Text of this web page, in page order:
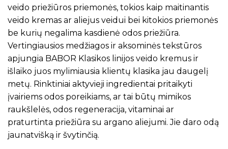
veido priežiūros priemonės, tokios kaip maitinantis
veido kremas ar aliejus veidui bei kitokios priemonės
be kurių negalima kasdienė odos priežiūra.
Vertingiausios medžiagos ir aksominės tekstūros
apjungia BABOR Klasikos linijos veido kremus ir
išlaiko juos mylimiausia klientų klasika jau daugelį
metų. Rinktiniai aktyvieji ingredientai pritaikyti
įvairiems odos poreikiams, ar tai būtų mimikos
raukšlelės, odos regeneracija, vitaminai ar
praturtinta priežiūra su argano aliejumi. Jie daro odą
jaunatvišką ir švytinčią.